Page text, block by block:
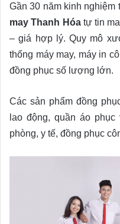
Gần 30 năm kinh nghiệm
may Thanh Hóatự tin
– giá hợp lý. Quy mô
thống máy may, máy in
đồng phục số lượng lớn.
Các sản phẩm đồng
lao động, quần áo
phòng, y tế, đồng phục